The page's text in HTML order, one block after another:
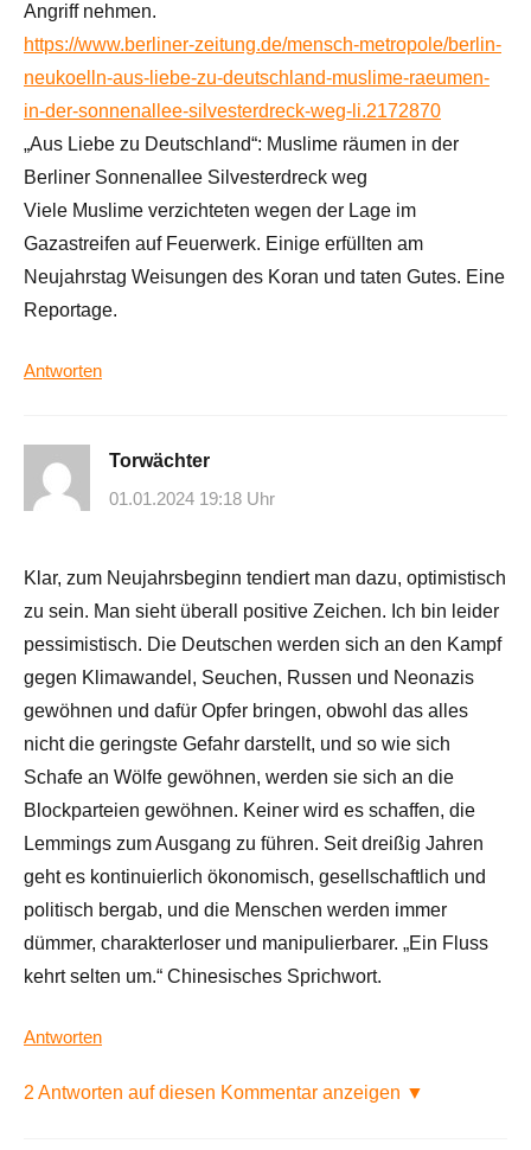
Angriff nehmen.
https://www.berliner-zeitung.de/mensch-metropole/berlin-
neukoelln-aus-liebe-zu-deutschland-muslime-raeumen-
in-der-sonnenallee-silvesterdreck-weg-li.2172870
„Aus Liebe zu Deutschland“: Muslime räumen in der
Berliner Sonnenallee Silvesterdreck weg
Viele Muslime verzichteten wegen der Lage im
Gazastreifen auf Feuerwerk. Einige erfüllten am
Neujahrstag Weisungen des Koran und taten Gutes. Eine
Reportage.
Antworten
Torwächter
01.01.2024 19:18 Uhr
Klar, zum Neujahrsbeginn tendiert man dazu, optimistisch
zu sein. Man sieht überall positive Zeichen. Ich bin leider
pessimistisch. Die Deutschen werden sich an den Kampf
gegen Klimawandel, Seuchen, Russen und Neonazis
gewöhnen und dafür Opfer bringen, obwohl das alles
nicht die geringste Gefahr darstellt, und so wie sich
Schafe an Wölfe gewöhnen, werden sie sich an die
Blockparteien gewöhnen. Keiner wird es schaffen, die
Lemmings zum Ausgang zu führen. Seit dreißig Jahren
geht es kontinuierlich ökonomisch, gesellschaftlich und
politisch bergab, und die Menschen werden immer
dümmer, charakterloser und manipulierbarer. „Ein Fluss
kehrt selten um.“ Chinesisches Sprichwort.
Antworten
2 Antworten auf diesen Kommentar anzeigen ▼